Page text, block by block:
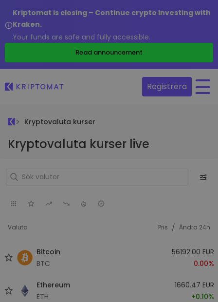
Kriptomat is closing – Continue crypto investing with
Kraken.
Your funds are safe and fully accessible.
Read announcement
Registrera
Kryptovaluta kurser
Kryptovaluta kurser live
Valuta Pris / Ändra 24h
Bitcoin
BTC
56192.00 EUR
0.00%
Ethereum
ETH
1660.47 EUR
+0.10%